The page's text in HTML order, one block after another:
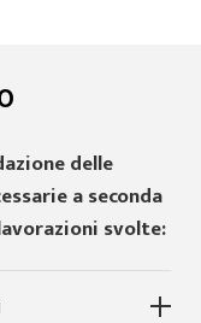
delle
a seconda
svolte: